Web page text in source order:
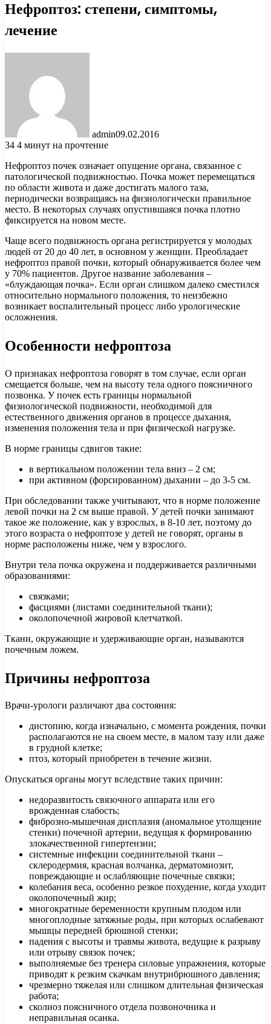
Нефроптоз: степени, симптомы,
лечение
admin09.02.2016
34 4 минут на прочтение
Нефроптоз почек означает опущение органа, связанное с
патологической подвижностью. Почка может перемещаться
по области живота и даже достигать малого таза,
периодически возвращаясь на физиологически правильное
место. В некоторых случаях опустившаяся почка плотно
фиксируется на новом месте.
Чаще всего подвижность органа регистрируется у молодых
людей от 20 до 40 лет, в основном у женщин. Преобладает
нефроптоз правой почки, который обнаруживается более чем
у 70% пациентов. Другое название заболевания –
«блуждающая почка». Если орган слишком далеко сместился
относительно нормального положения, то неизбежно
возникает воспалительный процесс либо урологические
осложнения.
Особенности нефроптоза
О признаках нефроптоза говорят в том случае, если орган
смещается больше, чем на высоту тела одного поясничного
позвонка. У почек есть границы нормальной
физиологической подвижности, необходимой для
естественного движения органов в процессе дыхания,
изменения положения тела и при физической нагрузке.
В норме границы сдвигов такие:
в вертикальном положении тела вниз – 2 см;
при активном (форсированном) дыхании – до 3-5 см.
При обследовании также учитывают, что в норме положение
левой почки на 2 см выше правой. У детей почки занимают
такое же положение, как у взрослых, в 8-10 лет, поэтому до
этого возраста о нефроптозе у детей не говорят, органы в
норме расположены ниже, чем у взрослого.
Внутри тела почка окружена и поддерживается различными
образованиями:
связками;
фасциями (листами соединительной ткани);
околопочечной жировой клетчаткой.
Ткани, окружающие и удерживающие орган, называются
почечным ложем.
Причины нефроптоза
Врачи-урологи различают два состояния:
дистопию, когда изначально, с момента рождения, почки
располагаются не на своем месте, в малом тазу или даже
в грудной клетке;
птоз, который приобретен в течение жизни.
Опускаться органы могут вследствие таких причин:
недоразвитость связочного аппарата или его
врожденная слабость;
фиброзно-мышечная дисплазия (аномальное утолщение
стенки) почечной артерии, ведущая к формированию
злокачественной гипертензии;
системные инфекции соединительной ткани –
склеродермия, красная волчанка, дерматомиозит,
повреждающие и ослабляющие почечные связки;
колебания веса, особенно резкое похудение, когда уходит
околопочечный жир;
многократные беременности крупным плодом или
многоплодные затяжные роды, при которых ослабевают
мышцы передней брюшной стенки;
падения с высоты и травмы живота, ведущие к разрыву
или отрыву связок почек;
выполняемые без тренера силовые упражнения, которые
приводят к резким скачкам внутрибрюшного давления;
чрезмерно тяжелая или слишком длительная физическая
работа;
сколиоз поясничного отдела позвоночника и
неправильная осанка.